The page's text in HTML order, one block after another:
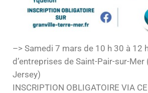
–> Samedi 7 mars de 10 h 30 à 12
d’entreprises de Saint-Pair-sur-Mer
Jersey)
INSCRIPTION OBLIGATOIRE VIA